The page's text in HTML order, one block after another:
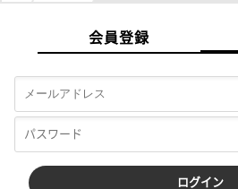
会員登録